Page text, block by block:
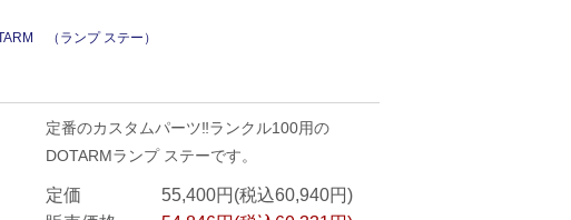
（ランプ ステー）
定番のカスタムパーツ‼ランクル100用の
DOTARMランプ ステーです。
定価
55,400円(税込60,940円)